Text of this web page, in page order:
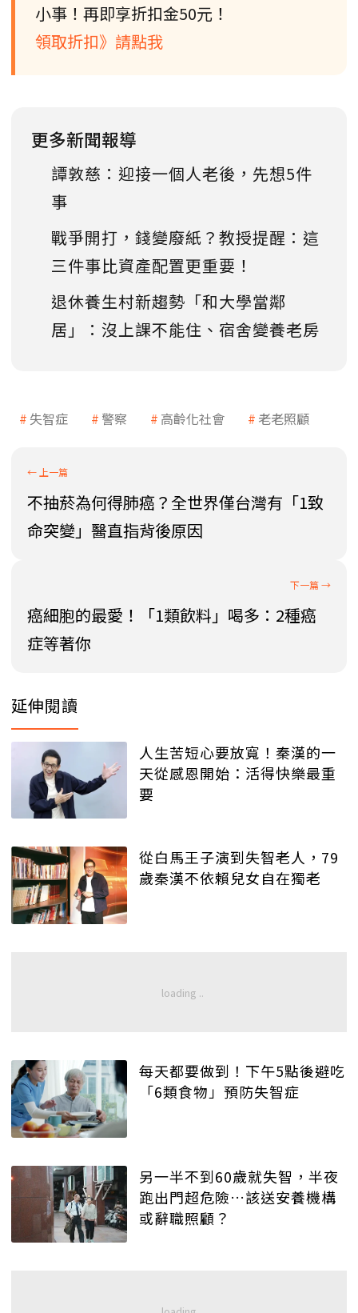
小事！再即享折扣金50元！
領取折扣》請點我
更多新聞報導
譚敦慈：迎接一個人老後，先想5件
事
戰爭開打，錢變廢紙？教授提醒：這
三件事比資產配置更重要！
退休養生村新趨勢「和大學當鄰
居」：沒上課不能住、宿舍變養老房
失智症 警察 高齡化社會 老老照顧
不抽菸為何得肺癌？全世界僅台灣有「1致
命突變」醫直指背後原因
癌細胞的最愛！「1類飲料」喝多：2種癌
症等著你
延伸閱讀
人生苦短心要放寬！秦漢的一
天從感恩開始：活得快樂最重
要
從白馬王子演到失智老人，79
歲秦漢不依賴兒女自在獨老
每天都要做到！下午5點後避吃
「6類食物」預防失智症
另一半不到60歲就失智，半夜
跑出門超危險…該送安養機構
或辭職照顧？